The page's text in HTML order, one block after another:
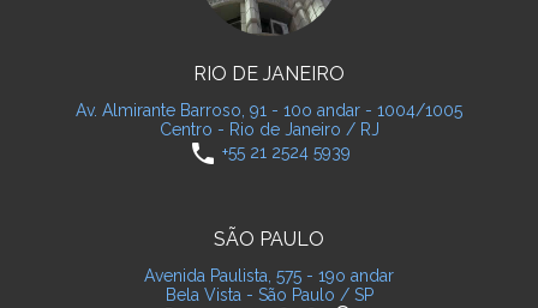
RIO DE JANEIRO
Av. Almirante Barroso, 91 - 10o andar - 1004/1005
Centro - Rio de Janeiro / RJ
phone +55 21 2524 5939
SÃO PAULO
Avenida Paulista, 575 - 19o andar
Bela Vista - São Paulo / SP